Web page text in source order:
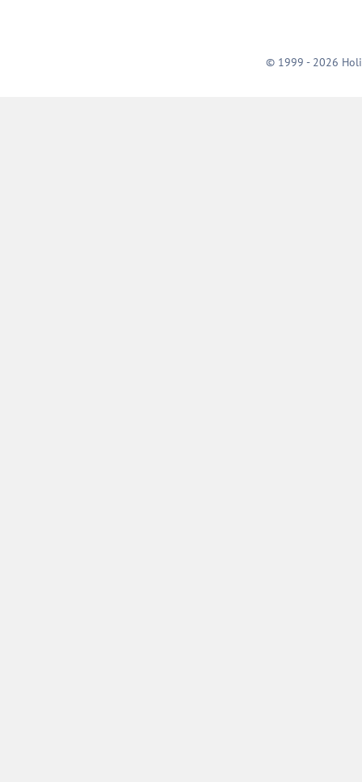
© 1999 - 2026